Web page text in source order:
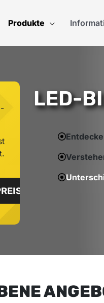
Produkte
BERECHNEN
LED-